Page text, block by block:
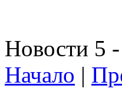
Новости 5
Начало |